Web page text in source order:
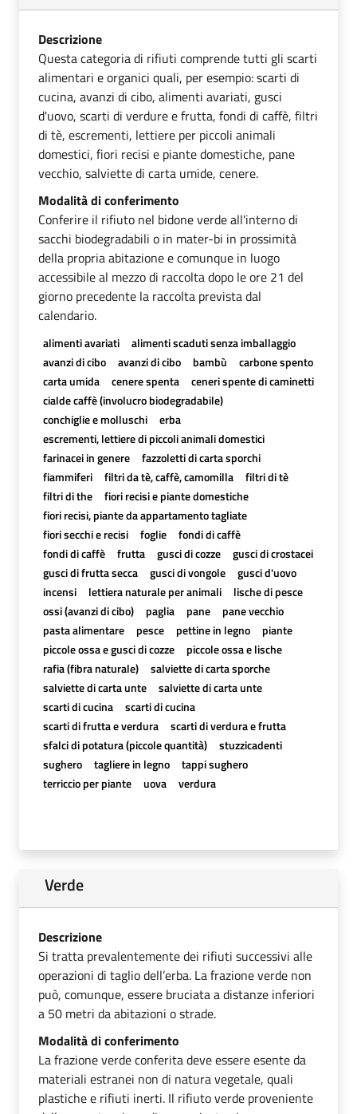
Descrizione
Questa categoria di rifiuti comprende tutti gli scarti
alimentari e organici quali, per esempio: scarti di
cucina, avanzi di cibo, alimenti avariati, gusci
d'uovo, scarti di verdure e frutta, fondi di caffè, filtri
di tè, escrementi, lettiere per piccoli animali
domestici, fiori recisi e piante domestiche, pane
vecchio, salviette di carta umide, cenere.
Modalità di conferimento
Conferire il rifiuto nel bidone verde all'interno di
sacchi biodegradabili o in mater-bi in prossimità
della propria abitazione e comunque in luogo
accessibile al mezzo di raccolta dopo le ore 21 del
giorno precedente la raccolta prevista dal
calendario.
alimenti avariati
alimenti scaduti senza imballaggio
avanzi di cibo
avanzi di cibo bambù
carbone spento
carta umida
cenere spenta
ceneri spente di caminetti
cialde caffè (involucro biodegradabile)
conchiglie e molluschi
erba
escrementi, lettiere di piccoli animali domestici
farinacei in genere
fazzoletti di carta sporchi
fiammiferi
filtri da tè, caffè, camomilla
filtri di tè
filtri di the
fiori recisi e piante domestiche
fiori recisi, piante da appartamento tagliate
fiori secchi e recisi
foglie
fondi di caffè
fondi di caffè
frutta gusci di cozze
gusci di crostacei
gusci di frutta secca
gusci di vongole
gusci d'uovo
incensi
lettiera naturale per animali
lische di pesce
ossi (avanzi di cibo)
paglia pane
pane vecchio
pasta alimentare
pesce pettine in legno
piante
piccole ossa e gusci di cozze
piccole ossa e lische
rafia (fibra naturale)
salviette di carta sporche
salviette di carta unte
salviette di carta unte
scarti di cucina
scarti di cucina
scarti di frutta e verdura
scarti di verdura e frutta
sfalci di potatura (piccole quantità)
stuzzicadenti
sughero
tagliere in legno
tappi sughero
terriccio per piante
uova verdura
Verde
Descrizione
Si tratta prevalentemente dei rifiuti successivi alle
operazioni di taglio dell’erba. La frazione verde non
può, comunque, essere bruciata a distanze inferiori
a 50 metri da abitazioni o strade.
Modalità di conferimento
La frazione verde conferita deve essere esente da
materiali estranei non di natura vegetale, quali
plastiche e rifiuti inerti. Il rifiuto verde proveniente